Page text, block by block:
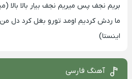
بریم نجف پس میریم نجف بیار بالا بالا
ما ردش کردیم اومد تورو بغل کرد دل
اینستا)
آهنگ فارسی